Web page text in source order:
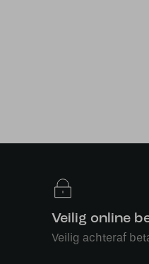
Veilig online
Veilig achteraf